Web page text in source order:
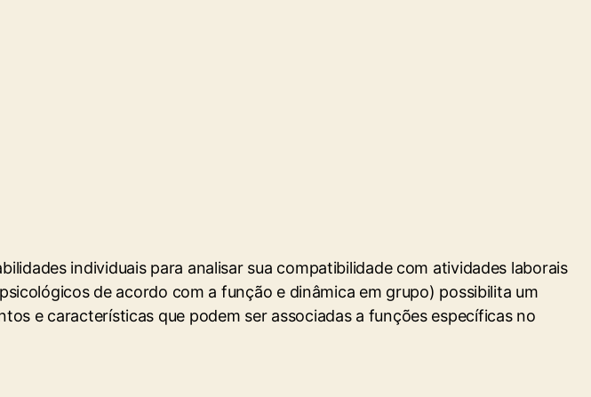
individuais para analisar sua compatibilidade com atividades laborais
de acordo com a função e dinâmica em grupo) possibilita um
e características que podem ser associadas a funções específicas no